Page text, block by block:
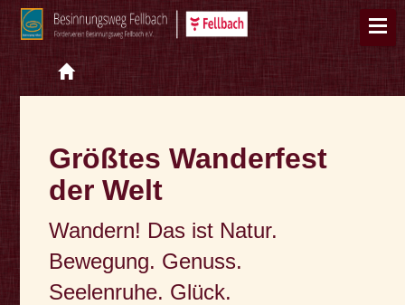
Größtes Wanderfest
der Welt
Wandern! Das ist Natur.
Bewegung. Genuss.
Seelenruhe. Glück.